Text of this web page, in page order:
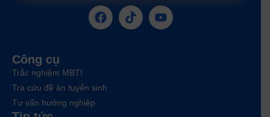
Công cụ
Trắc nghiệm MBTI
Tra cứu đề án tuyển sinh
Tư vấn hướng nghiệp